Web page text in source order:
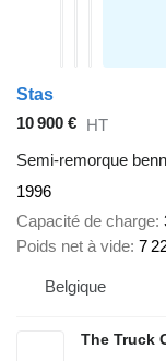
Stas
10 900 € HT
Semi-remorque
1996
Capacité de charge
Poids net à vide 7
Belgique
The Truck